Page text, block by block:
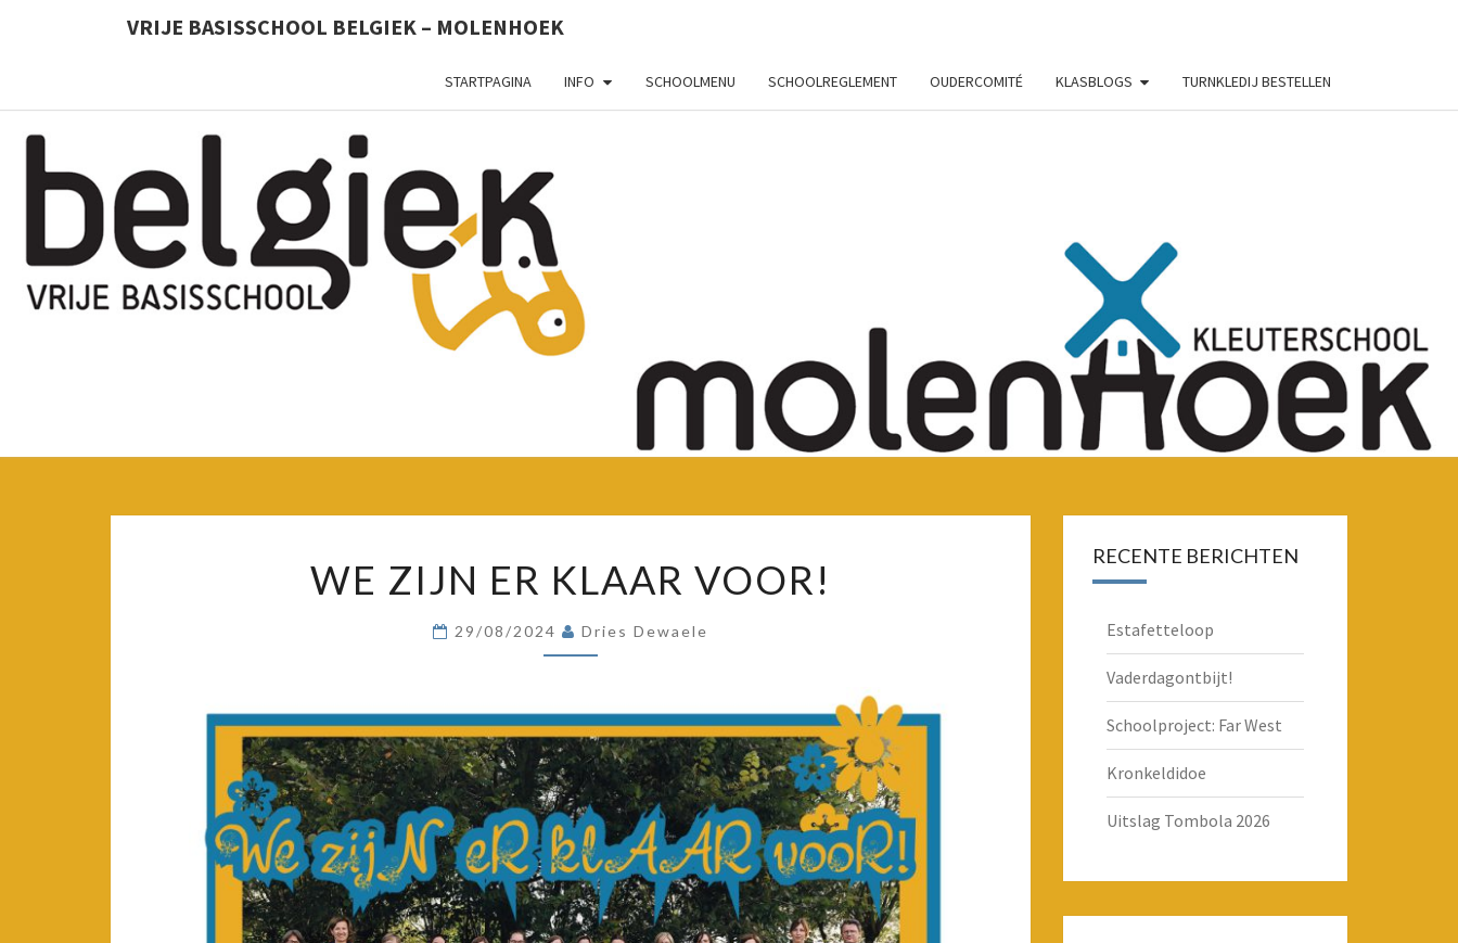
VRIJE BASISSCHOOL BELGIEK – MOLENHOEK
STARTPAGINA INFO SCHOOLMENU SCHOOLREGLEMENT OUDERCOMITÉ KLASBLOGS TURNKLEDIJ BESTELLEN
VRIJE
BASISSCHOOL
MOLENHOEK
ZIJN
WE ZIJN ER KLAAR VOOR!
29/08/2024 Dries Dewaele
RECENTE BERICHTEN
Estafetteloop
Vaderdagontbijt!
Schoolproject: Far West
Kronkeldidoe
Uitslag Tombola 2026